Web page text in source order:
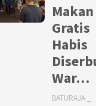
Makan
Gratis
Habis
War…
BATURAJA _